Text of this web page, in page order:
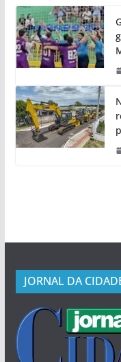
JORNAL DA